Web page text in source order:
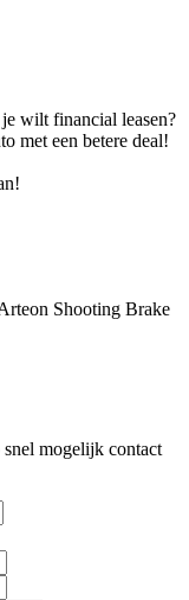
wilt financial leasen?
met een betere deal!
Shooting Brake
mogelijk contact